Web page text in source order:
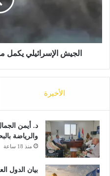
ب
ص
ت
س
ك
م
م
و
الجيش الإسرائيلي
الأخيرة
د. أيمن
والرياضة
منذ 18 ساعة
بيان الدول